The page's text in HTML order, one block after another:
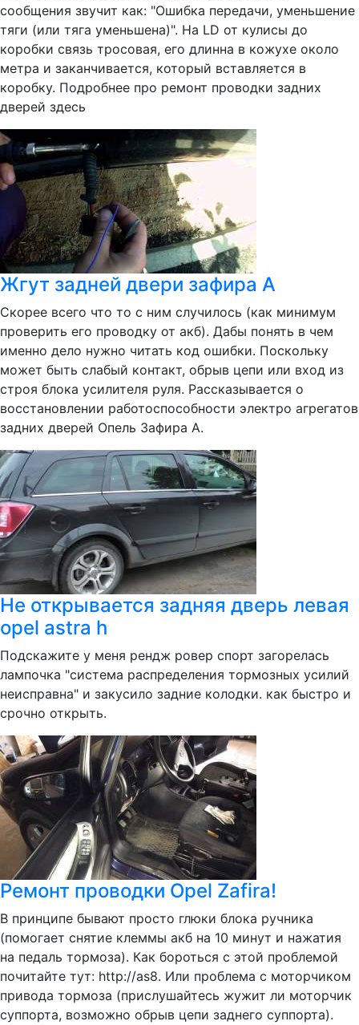
сообщения звучит как: "Ошибка передачи, уменьшение
тяги (или тяга уменьшена)". На LD от кулисы до
коробки связь тросовая, его длинна в кожухе около
метра и заканчивается, который вставляется в
коробку. Подробнее про ремонт проводки задних
дверей здесь
Жгут задней двери зафира А
Скорее всего что то с ним случилось (как минимум
проверить его проводку от акб). Дабы понять в чем
именно дело нужно читать код ошибки. Поскольку
может быть слабый контакт, обрыв цепи или вход из
строя блока усилителя руля. Рассказывается о
восстановлении работоспособности электро агрегатов
задних дверей Опель Зафира А.
Не открывается задняя дверь левая
opel astra h
Подскажите у меня рендж ровер спорт загорелась
лампочка "система распределения тормозных усилий
неисправна" и закусило задние колодки. как быстро и
срочно открыть.
Ремонт проводки Opel Zafira!
В принципе бывают просто глюки блока ручника
(помогает снятие клеммы акб на 10 минут и нажатия
на педаль тормоза). Как бороться с этой проблемой
почитайте тут: http://as8. Или проблема с моторчиком
привода тормоза (прислушайтесь жужит ли моторчик
суппорта, возможно обрыв цепи заднего суппорта).